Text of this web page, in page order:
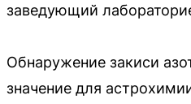
заведующий
Обнаружение закиси
значение для